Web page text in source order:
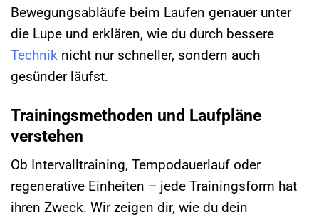
Bewegungsabläufe beim Laufen genauer unter
die Lupe und erklären, wie du durch bessere
Technik nicht nur schneller, sondern auch
gesünder läufst.
Trainingsmethoden und Laufpläne
verstehen
Ob Intervalltraining, Tempodauerlauf oder
regenerative Einheiten – jede Trainingsform hat
ihren Zweck. Wir zeigen dir, wie du dein